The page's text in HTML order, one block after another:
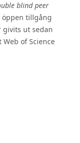
blind peer
öppen tillgång
givits ut sedan
of Science